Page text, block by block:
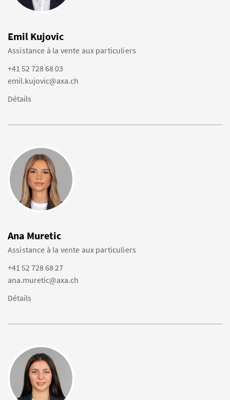
Emil Kujovic
Assistance à la vente aux particuliers
+41 52 728 68 03
emil.kujovic@axa.ch
Détails
Ana Muretic
Assistance à la vente aux particuliers
+41 52 728 68 27
ana.muretic@axa.ch
Détails